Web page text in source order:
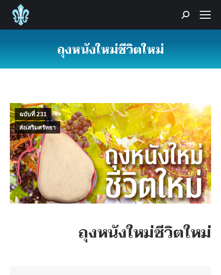
Search:
ถุงหนังใหม่ชีวิตใหม่
You are here:
ฉบับที่ 231
ส่งเสริมศรัทธา
ถุงหนังใหม่ชีวิตใหม่